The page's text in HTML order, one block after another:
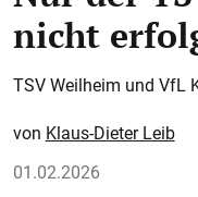
nicht
TSV Weilheim und VfL
Klaus-Dieter Leib
01.02.2026